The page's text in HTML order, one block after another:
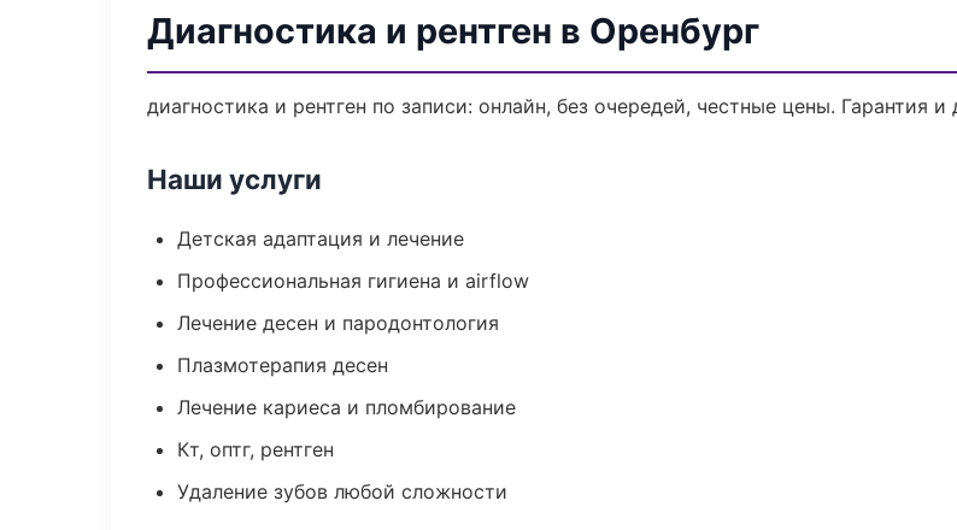
Диагностика и рентген в Оренбург
диагностика и рентген по записи: онлайн, без очередей, честные цены. Гарантия
Наши услуги
Детская адаптация и лечение
Профессиональная гигиена и airflow
Лечение десен и пародонтология
Плазмотерапия десен
Лечение кариеса и пломбирование
Кт, оптг, рентген
Удаление зубов любой сложности